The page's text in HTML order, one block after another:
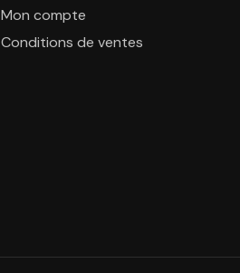
Mon compte
Conditions de ventes